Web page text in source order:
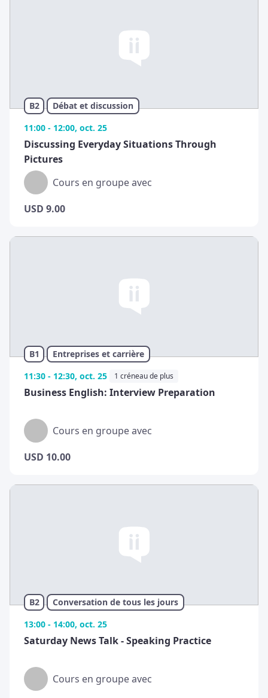
B2
Débat et discussion
11:00 - 12:00, oct. 25
Discussing Everyday Situations Through
Pictures
Cours en groupe avec
USD 9.00
B1
Entreprises et carrière
11:30 - 12:30, oct. 25
1 créneau de plus
Business English: Interview Preparation
Cours en groupe avec
USD 10.00
B2
Conversation de tous les jours
13:00 - 14:00, oct. 25
Saturday News Talk - Speaking Practice
Cours en groupe avec